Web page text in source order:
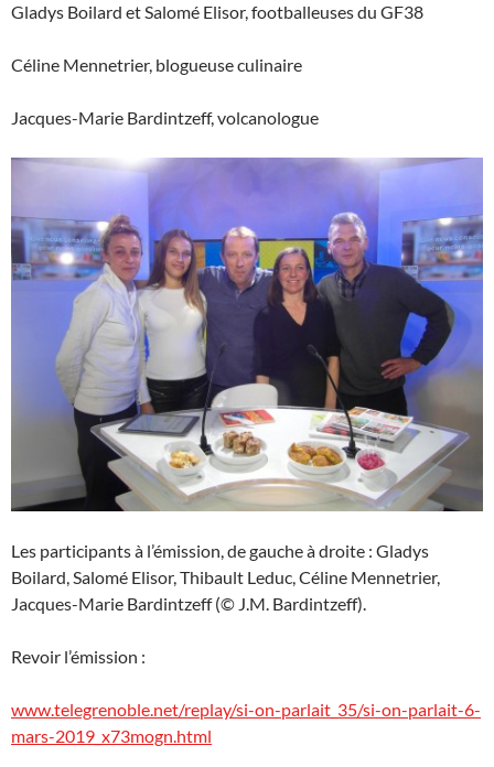
Gladys Boilard et Salomé Elisor, footballeuses du GF38
Céline Mennetrier, blogueuse culinaire
Jacques-Marie Bardintzeff, volcanologue
Les participants à l’émission, de gauche à droite : Gladys
Boilard, Salomé Elisor, Thibault Leduc, Céline Mennetrier,
Jacques-Marie Bardintzeff (© J.M. Bardintzeff).
Revoir l’émission :
www.telegrenoble.net/replay/si-on-parlait_35/si-on-parlait-6-
mars-2019_x73mogn.html